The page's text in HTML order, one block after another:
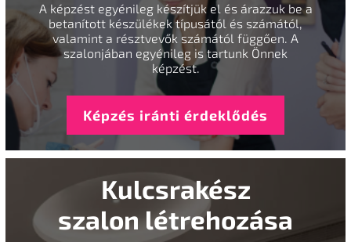
A képzést egyénileg készítjük el és árazzuk be a
betanított készülékek típusától és számától,
valamint a résztvevők számától függően. A
szalonjában egyénileg is tartunk Önnek
képzést.
Képzés iránti érdeklődés
Kulcsrakész
szalon létrehozása